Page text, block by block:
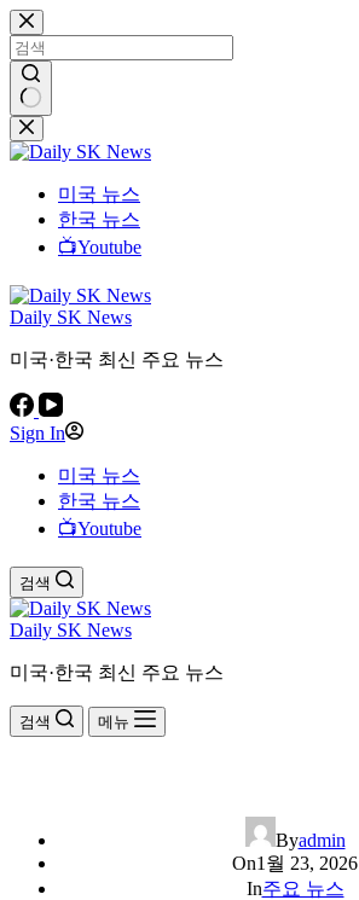
본
문
으
로
건
너
결
과
미국 뉴스
한국 뉴스
📺Youtube
Daily SK News
미국·한국 최신 주요 뉴스
Sign In
미국 뉴스
한국 뉴스
📺Youtube
검색
Daily SK News
미국·한국 최신 주요 뉴스
검색 메뉴
Byadmin
On1월 23, 2026
In주요 뉴스